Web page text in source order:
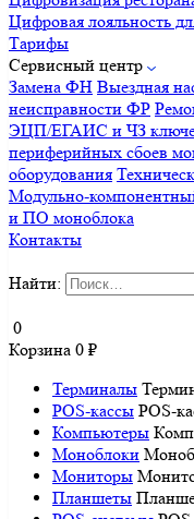
Цифровая лояльность
Тарифы
Сервисный центр
Замена ФН Выездная
неисправности ФР
ЭЦП/ЕГАИС и ЧЗ
периферийных сбоев
оборудования
Модульно-
и ПО моноблока
Контакты
Найти:
0
Корзина 0 ₽
Терминалы
POS-кассы POS-
Компьютеры
Моноблоки
Мониторы
Планшеты